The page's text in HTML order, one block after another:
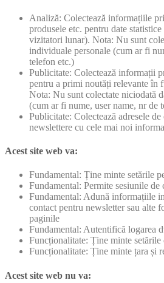
Analiză: Colectează informațiile
produsele etc. pentru date
vizitatori lunar). Nota: Nu sunt
individuale personale (cum ar fi
telefon etc.)
Publicitate: Colectează informații
pentru a primi noutăți relevante în
Nota: Nu sunt colectate niciodată
(cum ar fi nume, user name, nr de
Publicitate: Colectează adresele
newslettere cu cele mai noi
Acest site web va:
Fundamental: Ține minte setările
Fundamental: Permite sesiunile de
Fundamental: Adună informațiile
contact pentru newsletter sau alte
paginile
Fundamental: Autentifică logarea
Funcționalitate: Ține minte setările
Funcționalitate: Ține minte țara și
Acest site web nu va: